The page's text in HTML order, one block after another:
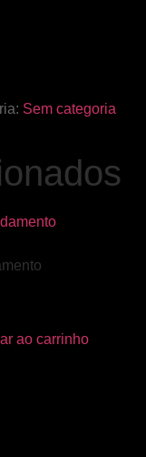
Sem categoria
ao carrinho